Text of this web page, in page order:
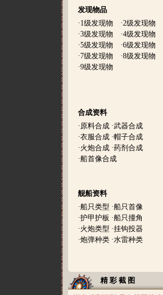
发现物品
·1级发现物 ·2级发现物
·3级发现物 ·4级发现物
·5级发现物 ·6级发现物
·7级发现物 ·8级发现物
·9级发现物
合成资料
·原料合成 ·武器合成
·衣服合成 ·帽子合成
·火炮合成 ·药剂合成
·船首像合成
舰船资料
·船只类型 ·船只首像
·护甲护板 ·船只撞角
·火炮类型 ·挂钩投器
·炮弹种类 ·水雷种类
精 彩 截 图